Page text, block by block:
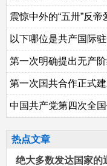
震惊中外的“五卅”反
以下哪位是共产国际
第一次明确提出无产
第一次国共合作正式
中国共产党第四次全
热点文章
绝大多数发达国家的